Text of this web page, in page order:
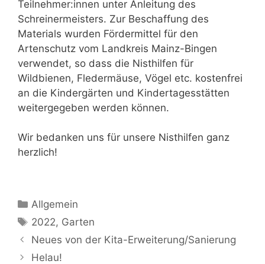
Teilnehmer:innen unter Anleitung des
Schreinermeisters. Zur Beschaffung des
Materials wurden Fördermittel für den
Artenschutz vom Landkreis Mainz-Bingen
verwendet, so dass die Nisthilfen für
Wildbienen, Fledermäuse, Vögel etc. kostenfrei
an die Kindergärten und Kindertagesstätten
weitergegeben werden können.
Wir bedanken uns für unsere Nisthilfen ganz
herzlich!
Kategorien
Allgemein
Schlagwörter
2022, Garten
Neues von der Kita-Erweiterung/Sanierung
Helau!